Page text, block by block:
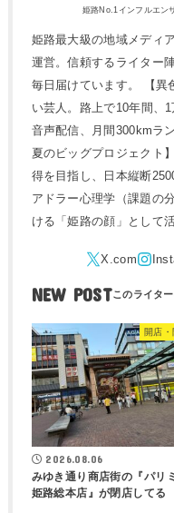
姫路No.1インフルエン
姫路最大級の地域メディ
運営。信頼するライター
毎日届けています。 【異
い芸人。路上で10年間、
音声配信、月間300kmラ
夏のビッグプロジェクト
得を目指し、日本縦断
アドラー心理学（課題の
ける「姫路の顔」として
NEW POST
開店・
2026.08.06
みゆき通り商店街の『パリ
姫路総本店』が閉店してる